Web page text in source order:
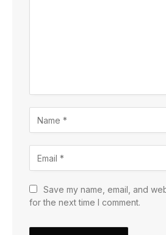
Save my name, email, and
for the next time I comment.